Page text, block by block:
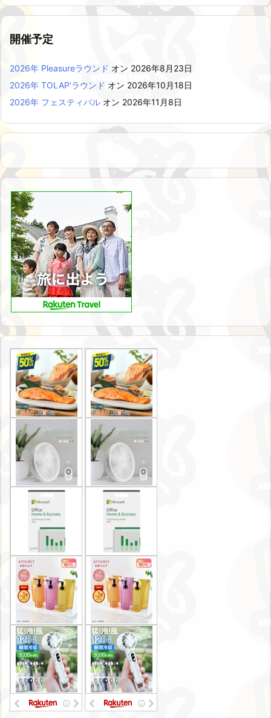
開催予定
2026年 Pleasureラウンド オン 2026年8月23日
2026年 TOLAP’ラウンド オン 2026年10月18日
2026年 フェスティバル オン 2026年11月8日